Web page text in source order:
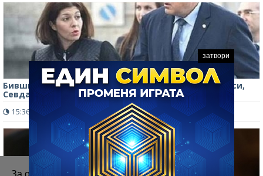
За осигуряване на правилното
Бившият премиер Бойко Борисов сменя пиарката си,
Севда е аут
15:36 ч. 909 0
затвори